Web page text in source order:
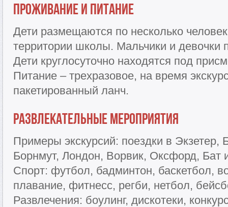
Проживание и питание
Дети размещаются по несколько
территории школы. Мальчики и девочки
Дети круглосуточно находятся под
Питание – трехразовое, на время
пакетированный ланч.
Развлекательные мероприятия
Примеры экскурсий: поездки в Экзетер,
Борнмут, Лондон, Ворвик, Оксфорд, Бат
Спорт: футбол, бадминтон, баскетбол,
плавание, фитнесс, регби, нетбол,
Развлечения: боулинг, дискотеки,